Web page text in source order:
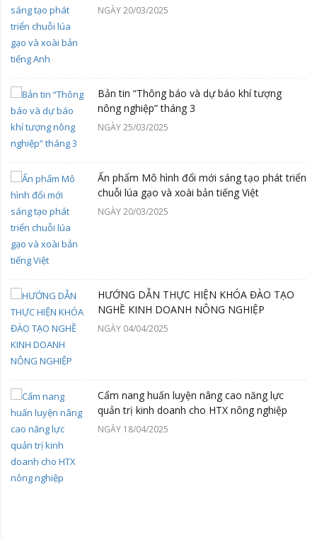
NGÀY 20/03/2025
Bản tin “Thông báo và dự báo khí tượng
nông nghiệp” tháng 3
NGÀY 25/03/2025
Ấn phẩm Mô hình đổi mới sáng tạo phát triển
chuỗi lúa gạo và xoài bản tiếng Việt
NGÀY 20/03/2025
HƯỚNG DẪN THỰC HIỆN KHÓA ĐÀO TẠO
NGHỀ KINH DOANH NÔNG NGHIỆP
NGÀY 04/04/2025
Cẩm nang huấn luyện nâng cao năng lực
quản trị kinh doanh cho HTX nông nghiệp
NGÀY 18/04/2025